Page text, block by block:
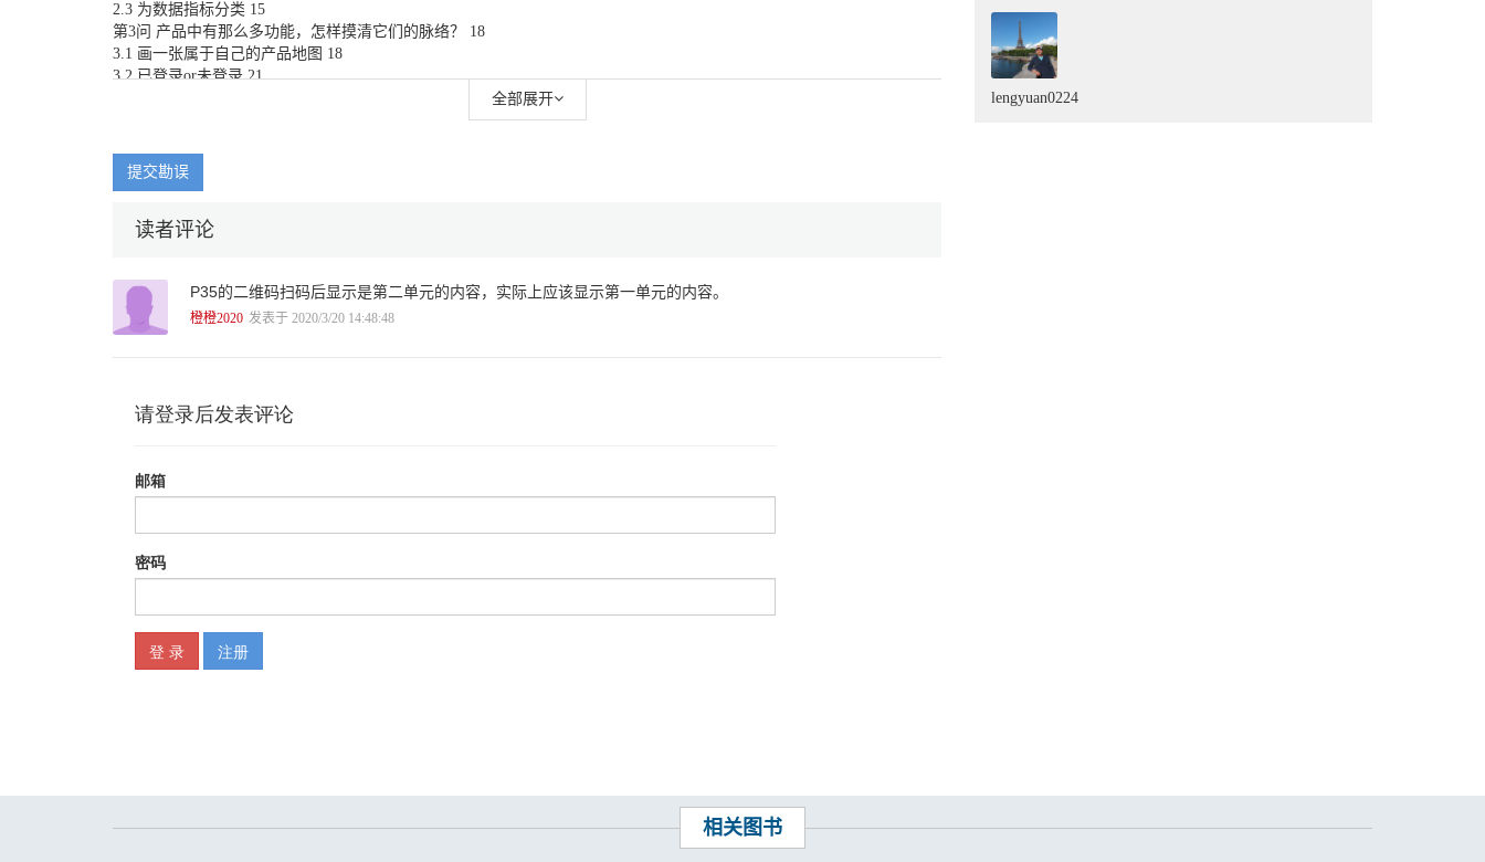
2.3 为数据指标分类 15
第3问 产品中有那么多功能，怎样摸清它们的脉络？ 18
3.1 画一张属于自己的产品地图 18
3.2 已登录or未登录 21
4.1 用户画像vs用户特征 23
4.4 识别用户反馈带来的伪需求 27
5.1 这些用词的区别在哪里 29
5.2 保持名称的一致性 33
6.1 数据产品经理 40
6.2 数据分析师 40
6.4 开发工程师 41
6.5 测试工程师 41
第7问 物力：数据产品是怎么来的？ 44
7.1 是的，依然来自需求 44
7.3 同样存在伪需求 48
第8问 除了报表平台，数据产品还包括什么？ 51
8.1 先给数据产品分个层次 51
9.2 准备二：定义数据协议和数据Topic 58
全部展开
提交勘误
读者评论
P35的二维码扫码后显示是第二单元的内容，实际上应该显示第一单元的内容。
橙橙2020 发表于 2020/3/20 14:48:48
lengyuan0224
相关图书